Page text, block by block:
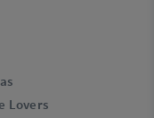
Lovers​